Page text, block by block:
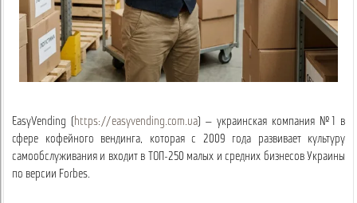
EasyVending (https://easyvending.com.ua) — украинская компания №1 в
сфере кофейного вендинга, которая с 2009 года развивает культуру
самообслуживания и входит в ТОП-250 малых и средних бизнесов Украины
по версии Forbes.